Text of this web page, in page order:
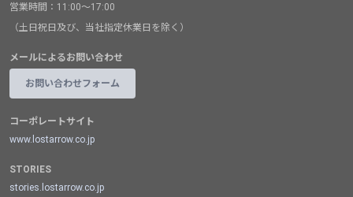
営業時間：11:00～17:00
（土日祝日及び、当社指定休業日を除く）
メールによるお問い合わせ
お問い合わせフォーム
コーポレートサイト
www.lostarrow.co.jp
STORIES
stories.lostarrow.co.jp